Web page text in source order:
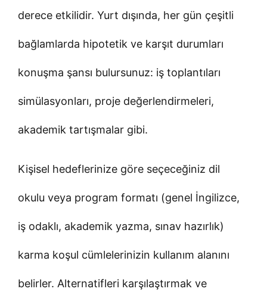
derece etkilidir. Yurt dışında, her gün çeşitli
bağlamlarda hipotetik ve karşıt durumları
konuşma şansı bulursunuz: iş toplantıları
simülasyonları, proje değerlendirmeleri,
akademik tartışmalar gibi.
Kişisel hedeflerinize göre seçeceğiniz dil
okulu veya program formatı (genel İngilizce,
iş odaklı, akademik yazma, sınav hazırlık)
karma koşul cümlelerinizin kullanım alanını
belirler. Alternatifleri karşılaştırmak ve